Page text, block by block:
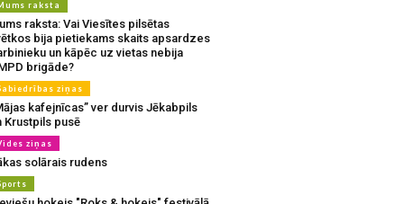
raksta
raksta: Vai Viesītes pilsētas
bija pietiekams skaits apsardzes
un kāpēc uz vietas nebija
brigāde?
ziņas
kafejnīcas” ver durvis Jēkabpils
Krustpils pusē
ziņas
solārais rudens